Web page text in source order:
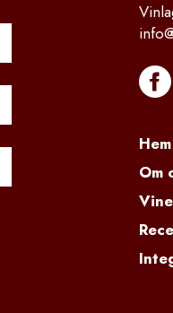
Hem
Om